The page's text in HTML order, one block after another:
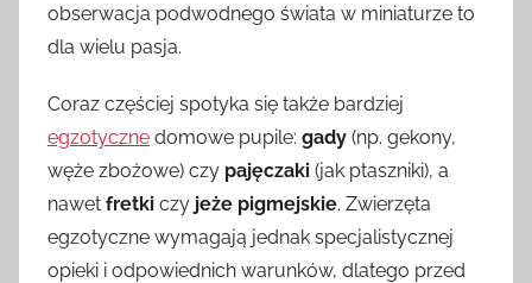
obserwacja podwodnego świata w miniaturze to
dla wielu pasja.
Coraz częściej spotyka się także bardziej
egzotyczne domowe pupile: gady (np. gekony,
węże zbożowe) czy pajęczaki (jak ptaszniki), a
nawet fretki czy jeże pigmejskie. Zwierzęta
egzotyczne wymagają jednak specjalistycznej
opieki i odpowiednich warunków, dlatego przed